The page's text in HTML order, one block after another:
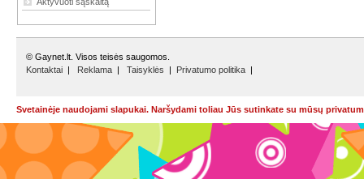
© Gaynet.lt. Visos teisės saugomos.
Kontaktai | Reklama | Taisyklės | Privatumo politika |
Svetainėje naudojami slapukai. Naršydami toliau Jūs sutinkate su mūsų